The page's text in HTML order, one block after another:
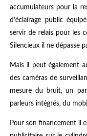
accumulateurs pour la
d'éclairage public
servir de relais pour les
Silencieux il ne dépasse
Mais il peut également
des caméras de
mesure du bruit, un
parleurs intégrés, du
Pour son financement il